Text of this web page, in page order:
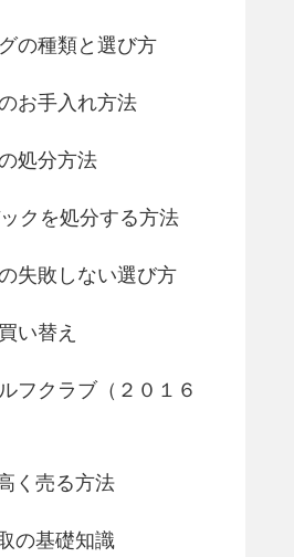
の種類と選び方
お手入れ方法
処分方法
クを処分する方法
失敗しない選び方
い替え
フクラブ（２０１６
く売る方法
の基礎知識